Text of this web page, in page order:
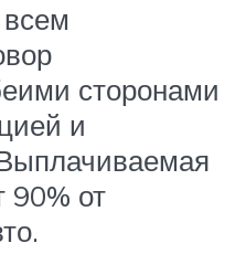
сторонами
и
90% от